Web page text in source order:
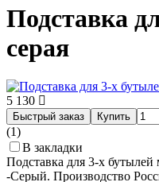
Подставка
серая
5 130
Быстрый заказ Купить
(1)
В закладки
Подставка для 3-х бутылей
-Серый. Производство